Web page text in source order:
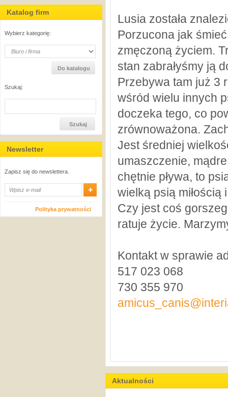
Katalog firm
Wybierz kategorię:
Szukaj:
Newsletter
Zapisz się do newslettera.
Polityka prywatności
Lusia została
Porzucona jak
zmęczoną życiem.
stan zabrałyśmy ją
Przebywa tam już 3
wśród wielu innych
doczeka tego, co
zrównoważona.
Jest średniej
umaszczenie,
chętnie pływa, to
wielką psią miłością
Czy jest coś
ratuje życie.
Kontakt w sprawie
517 023 068
730 355 970
Aktualności